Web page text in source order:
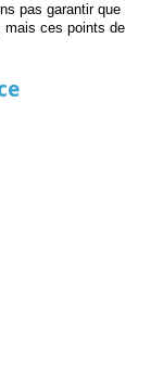
pas garantir que
mais ces points de